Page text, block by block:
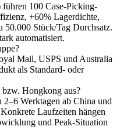
100 Case-Picking-
+60% Lagerdichte,
Stück/Tag Durchsatz.
automatisiert.
Mail, USPS und Australia
als Standard- oder
Hongkong aus?
2–6 Werktagen ab China und
Laufzeiten hängen
und Peak-Situation